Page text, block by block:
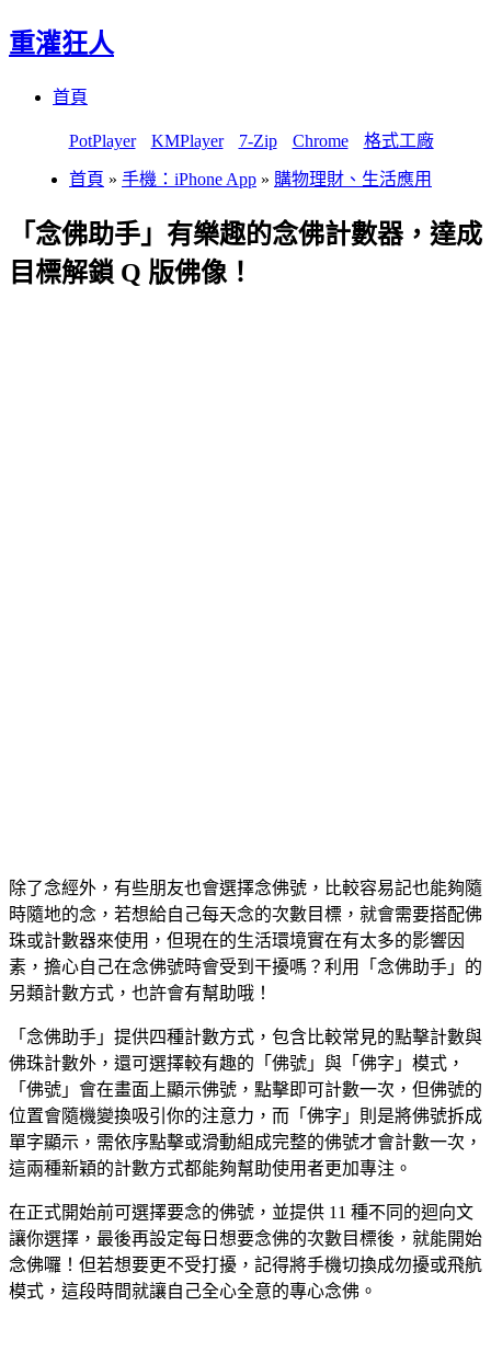
重灌狂人
首頁
PotPlayer KMPlayer 7-Zip Chrome 格式工廠
首頁 » 手機：iPhone App » 購物理財、生活應用
「念佛助手」有樂趣的念佛計數器，達成
目標解鎖 Q 版佛像！
除了念經外，有些朋友也會選擇念佛號，比較容易記也能夠隨
時隨地的念，若想給自己每天念的次數目標，就會需要搭配佛
珠或計數器來使用，但現在的生活環境實在有太多的影響因
素，擔心自己在念佛號時會受到干擾嗎？利用「念佛助手」的
另類計數方式，也許會有幫助哦！
「念佛助手」提供四種計數方式，包含比較常見的點擊計數與
佛珠計數外，還可選擇較有趣的「佛號」與「佛字」模式，
「佛號」會在畫面上顯示佛號，點擊即可計數一次，但佛號的
位置會隨機變換吸引你的注意力，而「佛字」則是將佛號拆成
單字顯示，需依序點擊或滑動組成完整的佛號才會計數一次，
這兩種新穎的計數方式都能夠幫助使用者更加專注。
在正式開始前可選擇要念的佛號，並提供 11 種不同的迴向文
讓你選擇，最後再設定每日想要念佛的次數目標後，就能開始
念佛囉！但若想要更不受打擾，記得將手機切換成勿擾或飛航
模式，這段時間就讓自己全心全意的專心念佛。